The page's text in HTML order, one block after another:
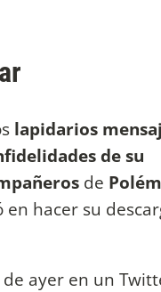
lapidarios
de su
de
en hacer su
ayer en un